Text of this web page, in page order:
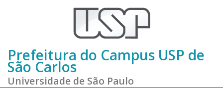
Prefeitura do Campus USP de
São Carlos
Universidade de São Paulo